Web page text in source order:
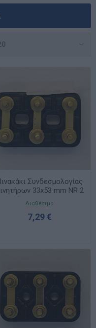
Συνδεσμολογίας
33x53 mm NR 2
Διαθέσιμο
7,29 €